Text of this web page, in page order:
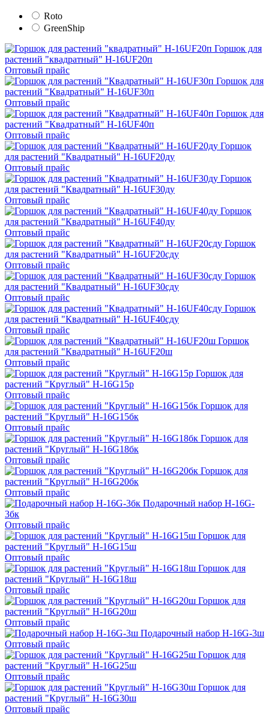
Roto
GreenShip
Горшок для
растений "квадратный" H-16UF20п
Оптовый прайс
Горшок для
растений "Квадратный" H-16UF30п
Оптовый прайс
Горшок для
растений "Квадратный" H-16UF40п
Оптовый прайс
Горшок
для растений "Квадратный" H-16UF20ду
Оптовый прайс
Горшок
для растений "Квадратный" H-16UF30ду
Оптовый прайс
Горшок
для растений "Квадратный" H-16UF40ду
Оптовый прайс
Горшок
для растений "Квадратный" H-16UF20сду
Оптовый прайс
Горшок
для растений "Квадратный" H-16UF30сду
Оптовый прайс
Горшок
для растений "Квадратный" H-16UF40сду
Оптовый прайс
Горшок
для растений "Квадратный" H-16UF20ш
Оптовый прайс
Горшок для
растений "Круглый" H-16G15р
Оптовый прайс
Горшок для
растений "Круглый" H-16G15бк
Оптовый прайс
Горшок для
растений "Круглый" H-16G18бк
Оптовый прайс
Горшок для
растений "Круглый" H-16G20бк
Оптовый прайс
Подарочный набор H-16G-
3бк
Оптовый прайс
Горшок для
растений "Круглый" H-16G15ш
Оптовый прайс
Горшок для
растений "Круглый" H-16G18ш
Оптовый прайс
Горшок для
растений "Круглый" H-16G20ш
Оптовый прайс
Подарочный набор H-16G-3ш
Оптовый прайс
Горшок для
растений "Круглый" H-16G25ш
Оптовый прайс
Горшок для
растений "Круглый" H-16G30ш
Оптовый прайс